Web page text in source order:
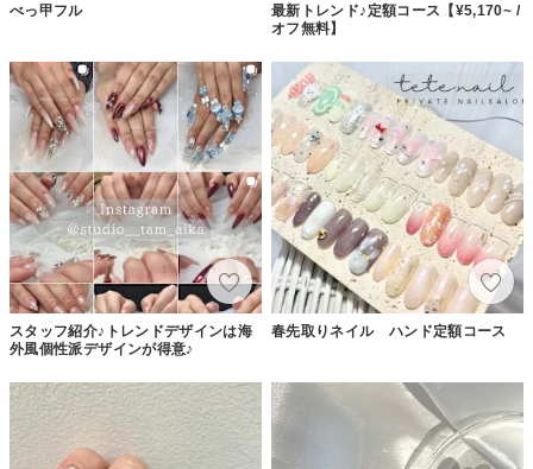
べっ甲フル
最新トレンド♪定額コース【¥5,170~ /
オフ無料】
スタッフ紹介♪トレンドデザインは海
外風個性派デザインが得意♪
春先取りネイル ハンド定額コース